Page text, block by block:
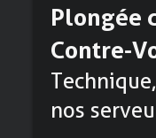
Plongée
Contre-
nos